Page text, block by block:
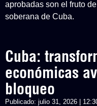
aprobadas son el fruto
soberana de Cuba.
Cuba:
económicas
bloqueo
Publicado: julio 31, 2026 |